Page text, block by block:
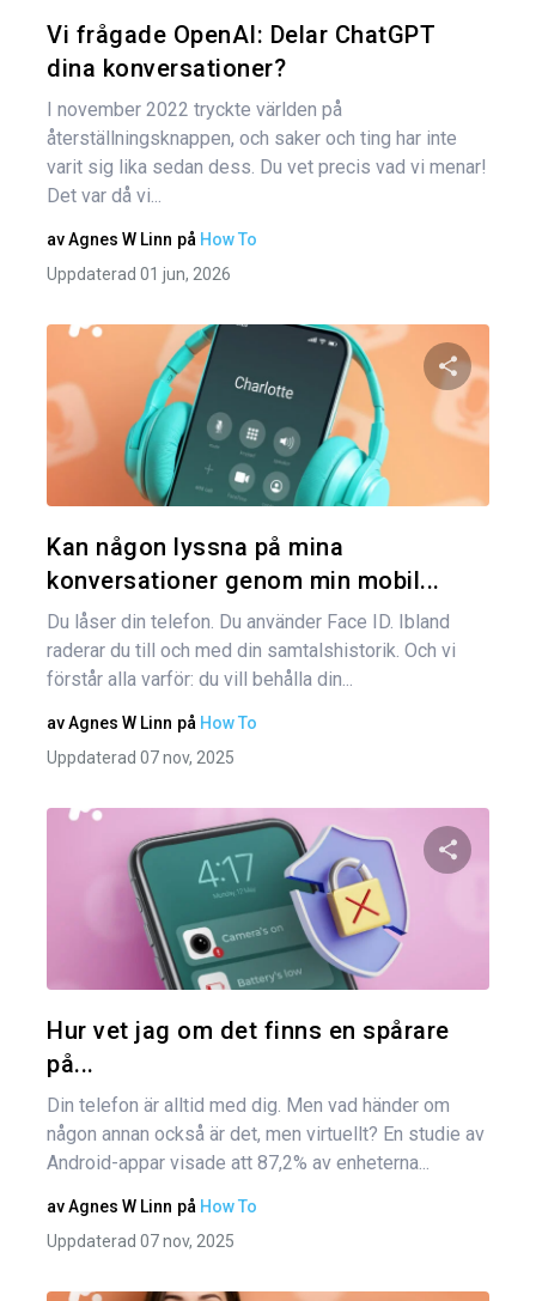
Vi frågade OpenAI: Delar ChatGPT
dina konversationer?
I november 2022 tryckte världen på
återställningsknappen, och saker och ting har inte
varit sig lika sedan dess. Du vet precis vad vi menar!
Det var då vi...
avAgnes W Linn på How To
Uppdaterad 01 jun, 2026
Dela
Kan någon lyssna på mina
konversationer genom min mobil...
Du låser din telefon. Du använder Face ID. Ibland
raderar du till och med din samtalshistorik. Och vi
förstår alla varför: du vill behålla din...
avAgnes W Linn på How To
Uppdaterad 07 nov, 2025
Hur vet jag om det finns en spårare
på...
Din telefon är alltid med dig. Men vad händer om
någon annan också är det, men virtuellt? En studie av
Android-appar visade att 87,2% av enheterna...
avAgnes W Linn på How To
Uppdaterad 07 nov, 2025